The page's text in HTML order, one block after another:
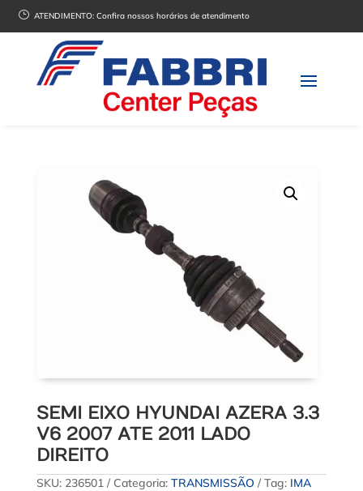
} ATENDIMENTO:Confira nossos horários de atendimento
SEMI EIXO HYUNDAI AZERA 3.3
V6 2007 ATE 2011 LADO
DIREITO
SKU: 236501 Categoria: TRANSMISSÃO Tag: IMA